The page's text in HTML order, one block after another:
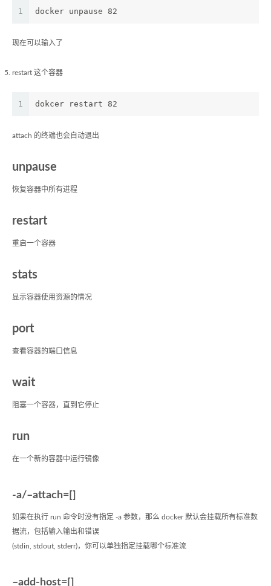
1 docker unpause 82
现在可以输入了
restart 这个容器
1 dokcer restart 82
attach 的终端也会自动退出
unpause
恢复容器中所有进程
restart
重启一个容器
stats
显示容器使用资源的情况
port
查看容器的端口信息
wait
阻塞一个容器，直到它停止
run
在一个新的容器中运行镜像
-a/–attach=[]
如果在执行 run 命令时没有指定 -a 参数，那么 docker 默认会挂载所有标准数
据流，包括输入输出和错误
(stdin, stdout, stderr)，你可以单独指定挂载哪个标准流
–add-host=[]